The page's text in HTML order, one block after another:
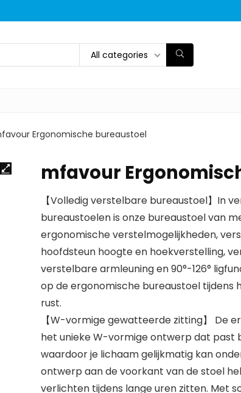
All categories
Ergonomische bureaustoel
mfavour
【Volledig verstelbare bureaustoel】In
bureaustoelen is onze bureaustoel van
ergonomische verstelmogelijkheden,
hoofdsteun hoogte en hoekverstelling,
verstelbare armleuning en 90°-126°
op de ergonomische bureaustoel
rust.
【W-vormige gewatteerde zitting】 De
het unieke W-vormige ontwerp dat past
waardoor je lichaam gelijkmatig kan
ontwerp aan de voorkant van de stoel
verlichten tijdens lange uren zitten. Met